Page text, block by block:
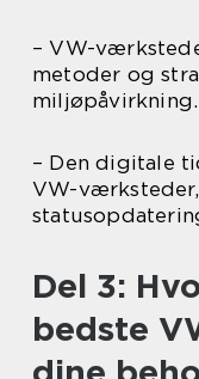
– VW-
metoder og
miljøpåvirkning.
– Den digitale
VW-
Del 3:
bedste